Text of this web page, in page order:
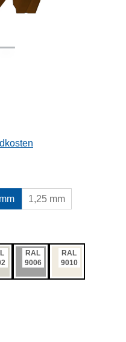
1,25 mm
RAL
9006
RAL
9010